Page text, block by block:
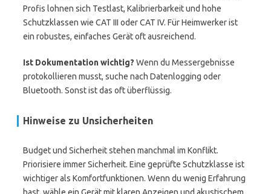
Profis lohnen sich Testlast, Kalibrierbarkeit und hohe
Schutzklassen wie CAT III oder CAT IV. Für Heimwerker ist
ein robustes, einfaches Gerät oft ausreichend.
Ist Dokumentation wichtig? Wenn du Messergebnisse
protokollieren musst, suche nach Datenlogging oder
Bluetooth. Sonst ist das oft überflüssig.
Hinweise zu Unsicherheiten
Budget und Sicherheit stehen manchmal im Konflikt.
Priorisiere immer Sicherheit. Eine geprüfte Schutzklasse ist
wichtiger als Komfortfunktionen. Wenn du wenig Erfahrung